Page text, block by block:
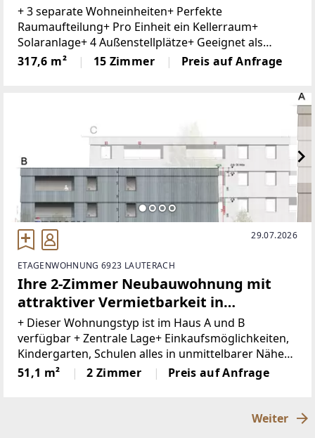
nicht entscheiden.
+ 3 separate Wohneinheiten+ Perfekte
Raumaufteilung+ Pro Einheit ein Kellerraum+
Solaranlage+ 4 Außenstellplätze+ Geeignet als
Generationenhaus+ Gute Erreichbarkeit+ Beste
Infrastruktur+ Bushaltestelle 1min. entferntDieses
317,6 m² 15 Zimmer Preis auf Anfrage
29.07.2026
ETAGENWOHNUNG 6923 LAUTERACH
Ihre 2-Zimmer Neubauwohnung mit
attraktiver Vermietbarkeit in
Lauterach
+ Dieser Wohnungstyp ist im Haus A und B
verfügbar + Zentrale Lage+ Einkaufsmöglichkeiten,
Kindergarten, Schulen alles in unmittelbarer Nähe+
Fahrradabstellplätze+ Ausreichend
Besucherparkplätze+ Tiefgaragenplatz um €
51,1 m² 2 Zimmer Preis auf Anfrage
Weiter